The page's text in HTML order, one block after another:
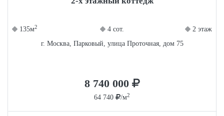
135м2 4 сот.
2 этаж
г. Москва, Парковый, улица Проточная, дом 75
8 740 000
64 740 /м2